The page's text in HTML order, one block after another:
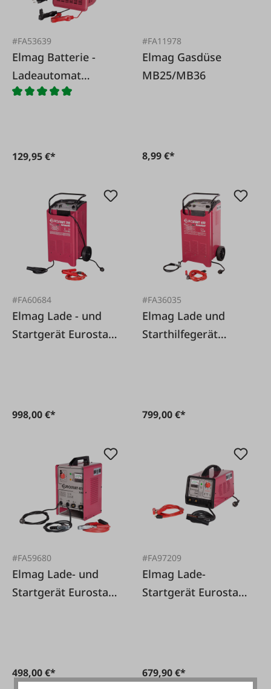
#FA53639
Elmag Batterie -
Ladeautomat
Eurocharge 120
129,95 €*
#FA11978
Elmag Gasdüse
MB25/MB36
8,99 €*
#FA60684
Elmag Lade - und
Startgerät Eurostart
998,00 €*
#FA36035
Elmag Lade und
Starthilfegerät
799,00 €*
#FA59680
Elmag Lade- und
Startgerät Eurostart
498,00 €*
#FA97209
Elmag Lade-
Startgerät Eurostart
679,90 €*